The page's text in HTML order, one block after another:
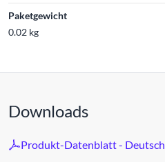
Paketgewicht
0.02 kg
Downloads
Produkt-Datenblatt - Deutsch